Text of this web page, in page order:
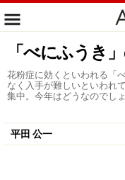
「べにふうき
花粉症に効くといわれる「
なく入手が難しいといわれ
集中。今年はどうなのでし
平田 公一